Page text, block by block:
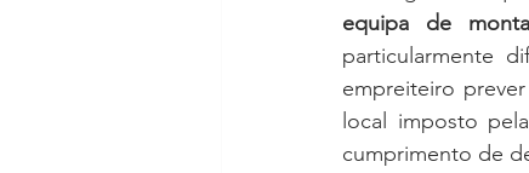
equipa de
particularmente
empreiteiro
local imposto
cumprimento de